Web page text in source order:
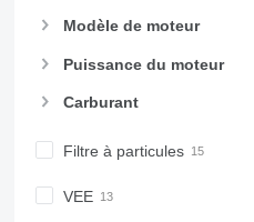
Modèle de moteur
Puissance du moteur
Carburant
Filtre à particules
VEE